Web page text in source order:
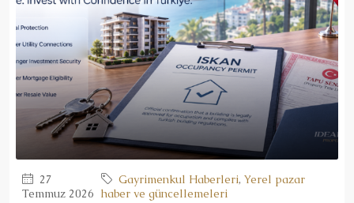
27
Temmuz 2026
Gayrimenkul Haberleri,Yerel pazar
haber ve güncellemeleri